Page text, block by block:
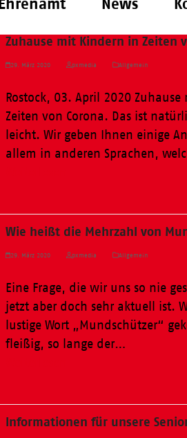
Ehrenamt News
Zuhause mit Kindern in Zeiten
29. März 2020 pxmedia Allgemein
Rostock, 03. April 2020
Zeiten von Corona. Das ist
leicht. Wir geben Ihnen einige
allem in anderen Sprachen,
Wie heißt die Mehrzahl von
29. März 2020 pxmedia Allgemein
Eine Frage, die wir uns so nie
jetzt aber doch sehr aktuell ist.
lustige Wort „Mundschützer“
fleißig, so lange der…
Informationen für unsere